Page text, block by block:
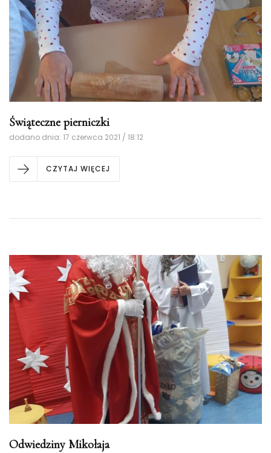
Świąteczne pierniczki
dodano dnia: 17 czerwca 2021 / 18:12
CZYTAJ WIĘCEJ
Odwiedziny Mikołaja